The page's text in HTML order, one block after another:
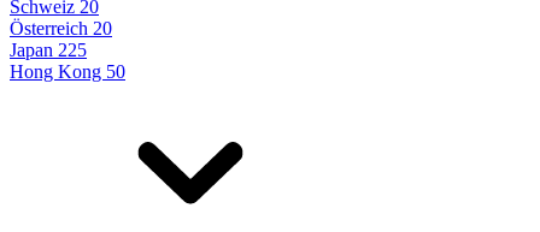
Schweiz 20
Österreich 20
Japan 225
Hong Kong 50